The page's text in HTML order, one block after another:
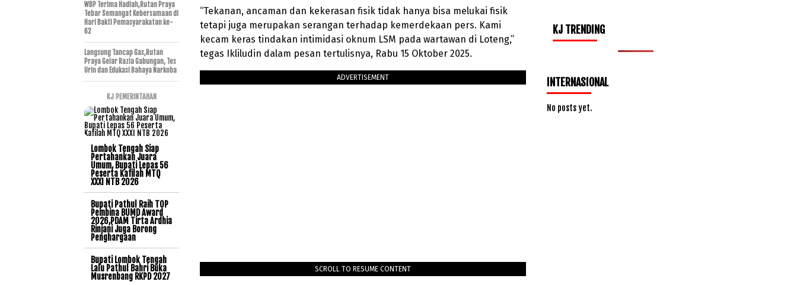
“Tekanan, ancaman dan kekerasan fisik tidak hanya bisa melukai fisik
tetapi juga merupakan serangan terhadap kemerdekaan pers. Kami
kecam keras tindakan intimidasi oknum LSM pada wartawan di Loteng,”
tegas Ikliludin dalam pesan tertulisnya, Rabu 15 Oktober 2025.
ADVERTISEMENT
SCROLL TO RESUME CONTENT
WBP Terima Hadiah,Rutan Praya
Tebar Semangat Kebersamaan di
Hari Bakti Pemasyarakatan ke-
62
Langsung Tancap Gas,Rutan
Praya Gelar Razia Gabungan, Tes
Urin dan Edukasi Bahaya Narkoba
KJ PEMERINTAHAN
Lombok Tengah Siap
Pertahankan Juara
Umum, Bupati Lepas 56
Peserta Kafilah MTQ
XXXI NTB 2026
Bupati Pathul Raih TOP
Pembina BUMD Award
2026,PDAM Tirta Ardhia
Rinjani Juga Borong
Penghargaan
Bupati Lombok Tengah
Lalu Pathul Bahri Buka
Musrenbang RKPD 2027
KJ TRENDING
INTERNASIONAL
No posts yet.